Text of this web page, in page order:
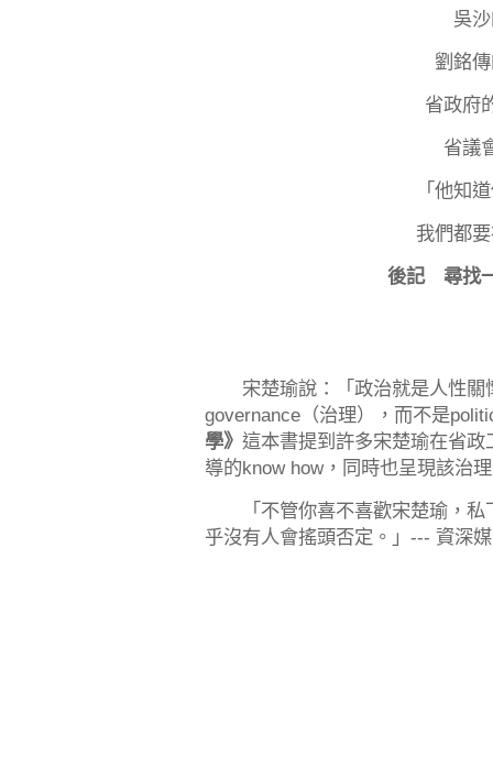
吳
劉銘
省政府
省議
「他知
我們都
後記 尋找
宋楚瑜說：「政治就是人性關
governance（治理），而不是
學》 這本書提到許多宋楚瑜在省
導的know how，同時也呈現該治
「不管你喜不喜歡宋楚瑜，私
乎沒有人會搖頭否定。」--- 資深